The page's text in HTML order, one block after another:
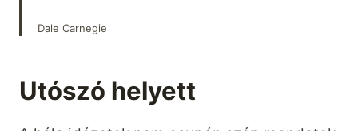
Dale Carnegie
Utószó helyett